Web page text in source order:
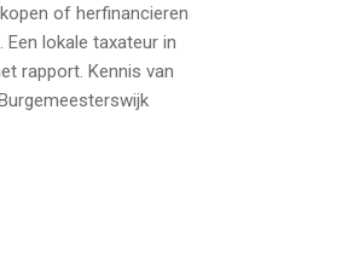
of herfinancieren
lokale taxateur in
rapport. Kennis van